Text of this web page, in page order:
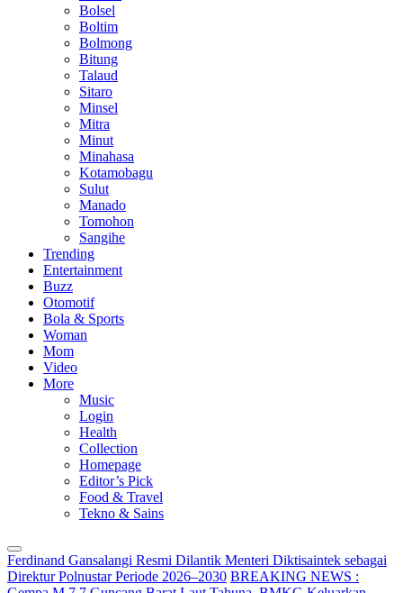
Bolsel
Boltim
Bolmong
Bitung
Talaud
Sitaro
Minsel
Mitra
Minut
Minahasa
Kotamobagu
Sulut
Manado
Tomohon
Sangihe
Trending
Entertainment
Buzz
Otomotif
Bola & Sports
Woman
Mom
Video
More
Music
Login
Health
Collection
Homepage
Editor’s Pick
Food & Travel
Tekno & Sains
Ferdinand Gansalangi Resmi Dilantik Menteri Diktisaintek sebagai
Direktur Polnustar Periode 2026–2030 BREAKING NEWS :